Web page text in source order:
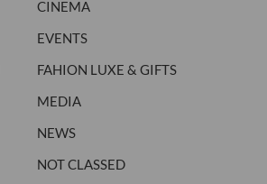
CINEMA
EVENTS
FAHION LUXE & GIFTS
MEDIA
NEWS
NOT CLASSED